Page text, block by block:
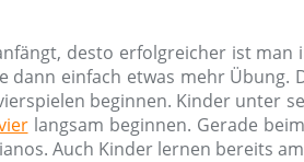
desto erfolgreicher ist man
einfach etwas mehr Übung.
beginnen. Kinder unter
langsam beginnen. Gerade beim
Auch Kinder lernen bereits